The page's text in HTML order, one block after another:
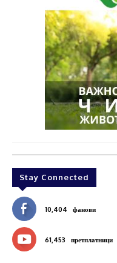
Stay Connected
10,404 фанови
61,453 претплатници